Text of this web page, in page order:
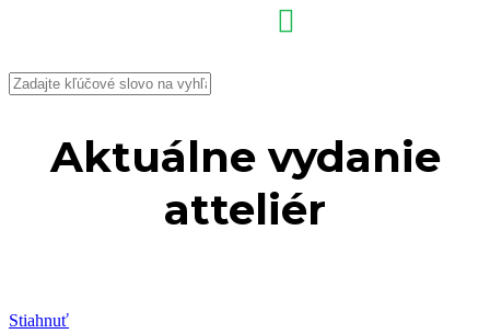
Aktuálne vydanie
atteliér
Stiahnuť